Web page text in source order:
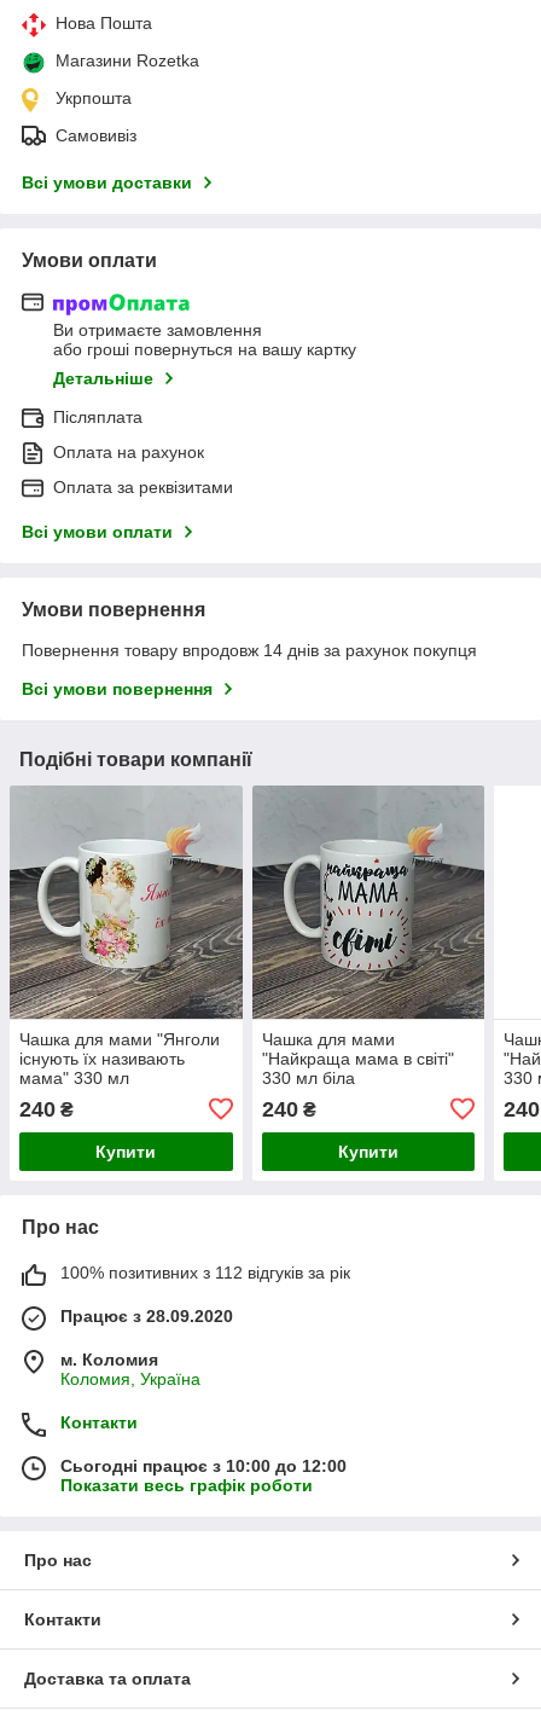
Нова Пошта
Магазини Rozetka
Укрпошта
Самовивіз
Всі умови доставки
Умови оплати
Ви отримаєте замовлення
або гроші повернуться на вашу картку
Детальніше
Післяплата
Оплата на рахунок
Оплата за реквізитами
Всі умови оплати
Умови повернення
Повернення товару впродовж 14 днів за рахунок покупця
Всі умови повернення
Подібні товари компанії
Чашка для мами "Янголи
існують їх називають
мама" 330 мл
240 ₴
Купити
Чашка для мами
"Найкраща мама в світі"
330 мл біла
240₴
Купити
330
240
Про нас
100% позитивних з 112 відгуків за рік
Працює з 28.09.2020
м. Коломия
Коломия, Україна
Контакти
Сьогодні працює з 10:00 до 12:00
Показати весь графік роботи
Про нас
Контакти
Доставка та оплата